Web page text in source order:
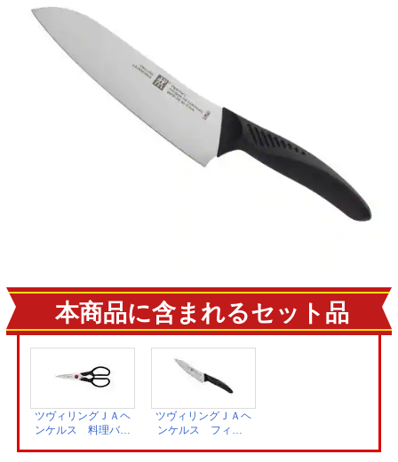
本商品に含まれるセット品
ツヴィリングＪＡヘ
ンケルス 料理バサ
ツヴィリングＪＡヘ
ンケルス フィンL